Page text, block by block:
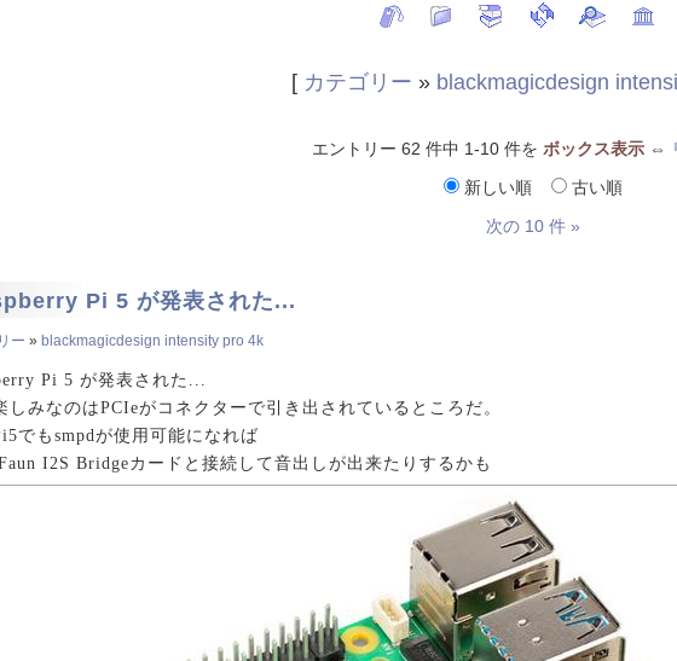
[ カテゴリー » blackmagicdesign
エントリー 62 件中 1-10 件を ボックス表示⇔
新しい順
古い順
次の 10 件 »
Pi 5 が発表された...
ー » blackmagicdesign intensity pro 4k
Pi 5 が発表された...
しみなのはPCIeがコネクターで引き出されているところだ。
でもsmpdが使用可能になれば
I2S Bridgeカードと接続して音出しが出来たりするかも